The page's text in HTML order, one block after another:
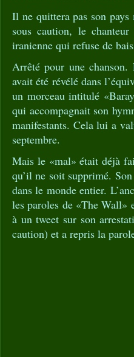
Il ne quittera pas son
sous caution, le
iranienne qui refuse de
Arrêté pour une
avait été révélé dans
un morceau intitulé
qui accompagnait son
manifestants. Cela lui a
septembre.
Mais le «mal» était déjà
qu’il ne soit supprimé.
dans le monde entier.
les paroles de «The Wall»
à un tweet sur son
caution) et a repris la